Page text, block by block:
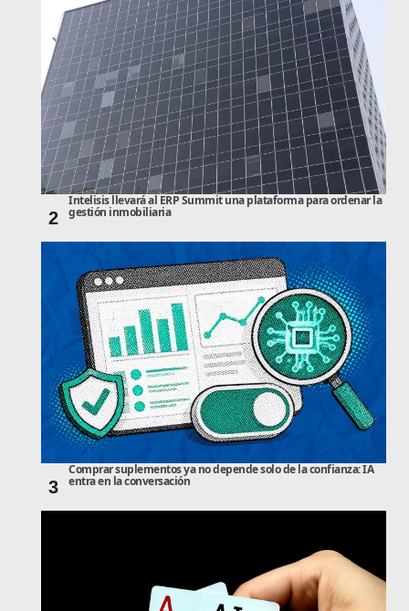
2
Intelisis llevará al ERP Summit una plataforma para ordenar la
gestión inmobiliaria
3
Comprar suplementos ya no depende solo de la confianza: IA
entra en la conversación